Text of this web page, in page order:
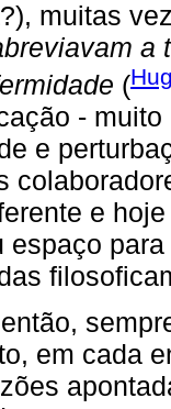
muitas
a
(
-
e
e
espaço
em cada